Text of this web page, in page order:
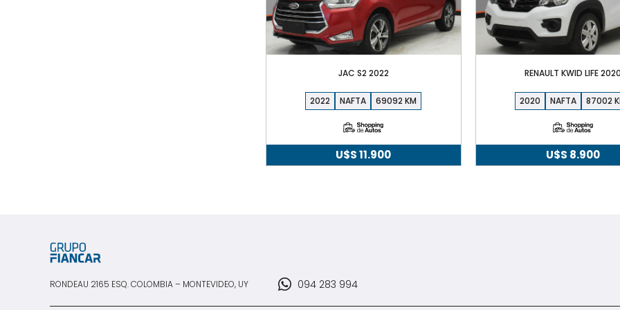
JAC S2 2022
2022 NAFTA 69092
U$S11.900
RENAULT KWID LIFE
2020 NAFTA 87002
U$S 8.900
RONDEAU 2165 ESQ. COLOMBIA – MONTEVIDEO, UY 094 283 994